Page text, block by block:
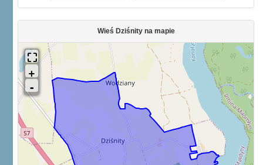
Wieś Dziśnity na mapie